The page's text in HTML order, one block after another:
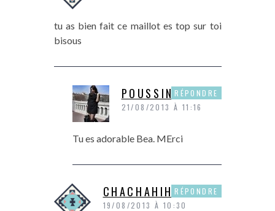
tu as bien fait ce maillot es top sur toi
bisous
POUSSINE
21/08/2013 À 11:16
Tu es adorable Bea. MErci
RÉPONDRE
CHACHAHIHI
19/08/2013 À 10:30
RÉPONDRE